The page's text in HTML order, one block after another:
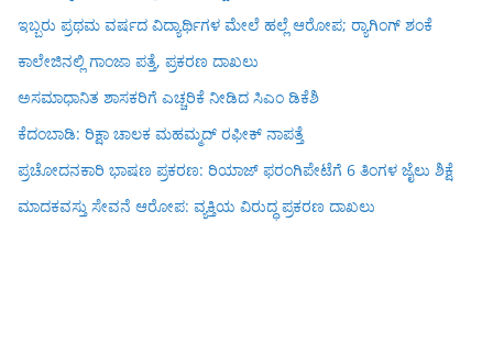
ಇಬ್ಬರು ಪ್ರಥಮ ವರ್ಷದ ವಿದ್ಯಾರ್ಥಿಗಳ ಮೇಲೆ ಹಲ್ಲೆ ಆರೋಪ; ರ‍್ಯಾಗಿಂಗ್ ಶಂಕೆ
ಕಾಲೇಜಿನಲ್ಲಿ ಗಾಂಜಾ ಪತ್ತೆ, ಪ್ರಕರಣ ದಾಖಲು
ಅಸಮಾಧಾನಿತ ಶಾಸಕರಿಗೆ ಎಚ್ಚರಿಕೆ ನೀಡಿದ ಸಿಎಂ ಡಿಕೆಶಿ
ಕೆದಂಬಾಡಿ: ರಿಕ್ಷಾ ಚಾಲಕ ಮಹಮ್ಮದ್ ರಫೀಕ್ ನಾಪತ್ತೆ
ಪ್ರಚೋದನಕಾರಿ ಭಾಷಣ ಪ್ರಕರಣ: ರಿಯಾಜ್ ಫರಂಗಿಪೇಟೆಗೆ 6 ತಿಂಗಳ ಜೈಲು ಶಿಕ್ಷೆ
ಮಾದಕವಸ್ತು ಸೇವನೆ ಆರೋಪ: ವ್ಯಕ್ತಿಯ ವಿರುದ್ಧ ಪ್ರಕರಣ ದಾಖಲು